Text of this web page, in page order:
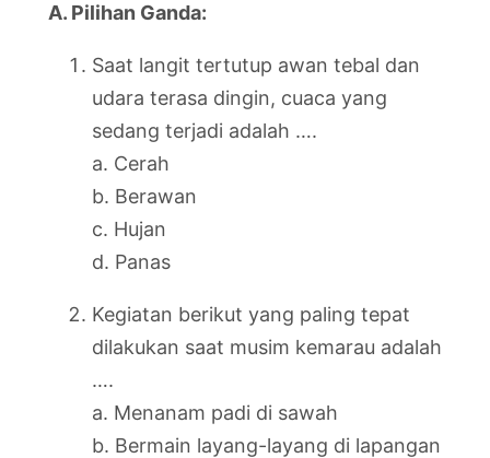
A. Pilihan Ganda:
Saat langit tertutup awan tebal dan
udara terasa dingin, cuaca yang
sedang terjadi adalah ….
a. Cerah
b. Berawan
c. Hujan
d. Panas
Kegiatan berikut yang paling tepat
dilakukan saat musim kemarau adalah
….
a. Menanam padi di sawah
b. Bermain layang-layang di lapangan